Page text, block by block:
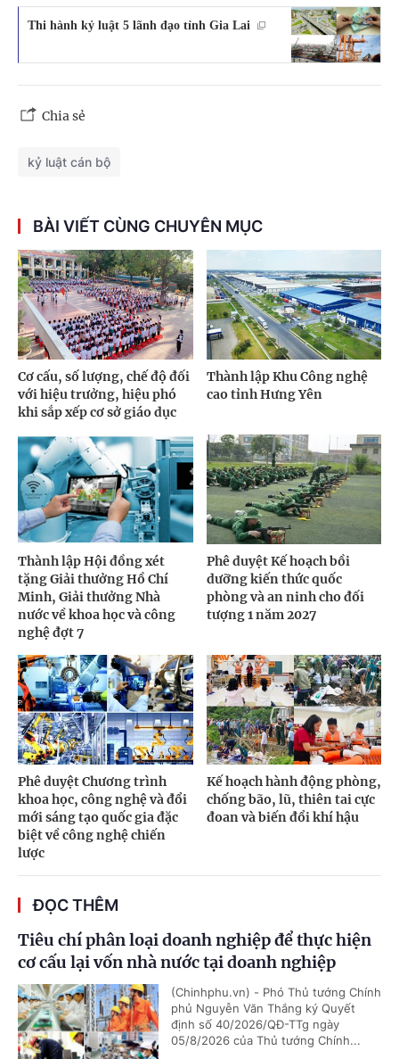
Thi hành kỷ luật 5 lãnh đạo tỉnh Gia Lai
Chia sẻ
kỷ luật cán bộ
BÀI VIẾT CÙNG CHUYÊN MỤC
Cơ cấu, số lượng, chế độ đối
với hiệu trưởng, hiệu phó
khi sắp xếp cơ sở giáo dục
Thành lập Khu Công nghệ
cao tỉnh Hưng Yên
Thành lập Hội đồng xét
tặng Giải thưởng Hồ Chí
Minh, Giải thưởng Nhà
nước về khoa học và công
nghệ đợt 7
Phê duyệt Kế hoạch bồi
dưỡng kiến thức quốc
phòng và an ninh cho đối
tượng 1 năm 2027
Phê duyệt Chương trình
khoa học, công nghệ và đổi
mới sáng tạo quốc gia đặc
biệt về công nghệ chiến
lược
Kế hoạch hành động phòng,
chống bão, lũ, thiên tai cực
đoan và biến đổi khí hậu
ĐỌC THÊM
Tiêu chí phân loại doanh nghiệp để thực hiện
cơ cấu lại vốn nhà nước tại doanh nghiệp
(Chinhphu.vn) - Phó Thủ tướng Chính
phủ Nguyễn Văn Thắng ký Quyết
định số 40/2026/QĐ-TTg ngày
05/8/2026 của Thủ tướng Chính...